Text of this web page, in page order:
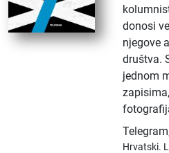
donosi
njegove
društva.
jednom
Telegram
Hrvatski.